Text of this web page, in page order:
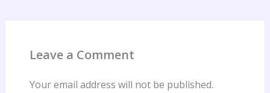
Leave a Comment
Your email address will not be published.